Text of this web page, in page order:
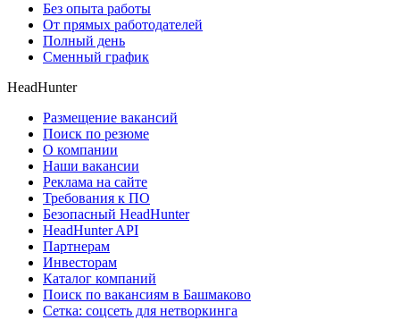
Без опыта работы
От прямых работодателей
Полный день
Сменный график
HeadHunter
Размещение вакансий
Поиск по резюме
О компании
Наши вакансии
Реклама на сайте
Требования к ПО
Безопасный HeadHunter
HeadHunter API
Партнерам
Инвесторам
Каталог компаний
Поиск по вакансиям в Башмаково
Сетка: соцсеть для нетворкинга